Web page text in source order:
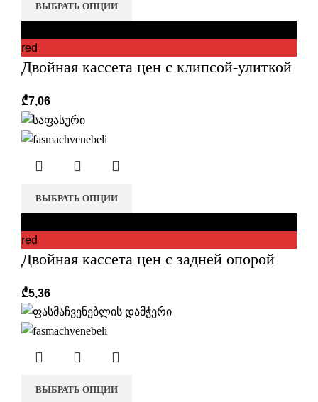
ВЫБРАТЬ ОПЦИИ
red
Двойная кассета цен с клипсой-улиткой
₾7,06
ВЫБРАТЬ ОПЦИИ
red
Двойная кассета цен с задней опорой
₾5,36
ВЫБРАТЬ ОПЦИИ